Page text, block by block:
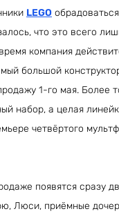
LEGO
что это всего
компания
большой
1-го мая. Более
набор, а целая
четвёртого
появятся сразу
Люси, приёмные